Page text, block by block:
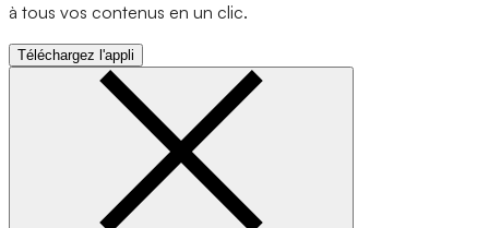
à tous vos contenus en un clic.
Téléchargez l'appli